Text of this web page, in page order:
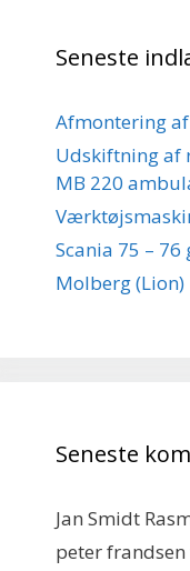
Seneste
Afmontering
Udskiftning af
MB 220
Scania 75 –
Molberg (Lion)
Seneste
Jan Smidt
peter frandsen